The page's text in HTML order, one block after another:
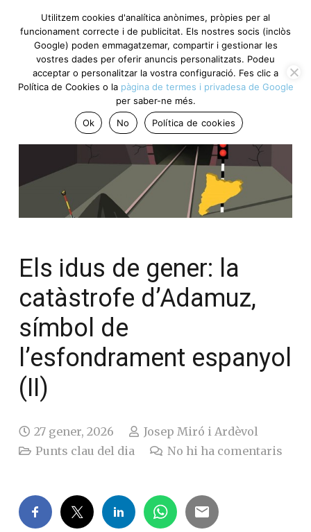
Els idus de gener: la
catàstrofe d’Adamuz,
símbol de
l’esfondrament espanyol
(II)
27 gener, 2026
Josep Miró i Ardèvol
Punts clau del dia
No hi ha comentaris
Utilitzem cookies d'analítica anònimes, pròpies per al
funcionament correcte i de publicitat. Els nostres socis (inclòs
Google) poden emmagatzemar, compartir i gestionar les
vostres dades per oferir anuncis personalitzats. Podeu
acceptar o personalitzar la vostra configuració. Fes clic a
Política de Cookies o la pàgina de termes i privadesa de Google
per saber-ne més.
Ok
No Política de cookies